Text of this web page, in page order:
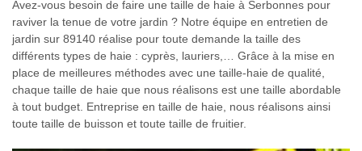
Avez-vous besoin de faire une taille de haie à Serbonnes pour
raviver la tenue de votre jardin ? Notre équipe en entretien de
jardin sur 89140 réalise pour toute demande la taille des
différents types de haie : cyprès, lauriers,… Grâce à la mise en
place de meilleures méthodes avec une taille-haie de qualité,
chaque taille de haie que nous réalisons est une taille abordable
à tout budget. Entreprise en taille de haie, nous réalisons ainsi
toute taille de buisson et toute taille de fruitier.